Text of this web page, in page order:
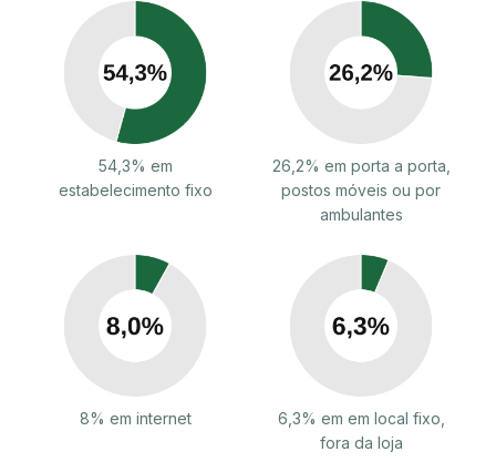
54,3% em
estabelecimento fixo
26,2% em porta a porta,
postos móveis ou por
ambulantes
8% em internet
6,3% em em local fixo,
fora da loja